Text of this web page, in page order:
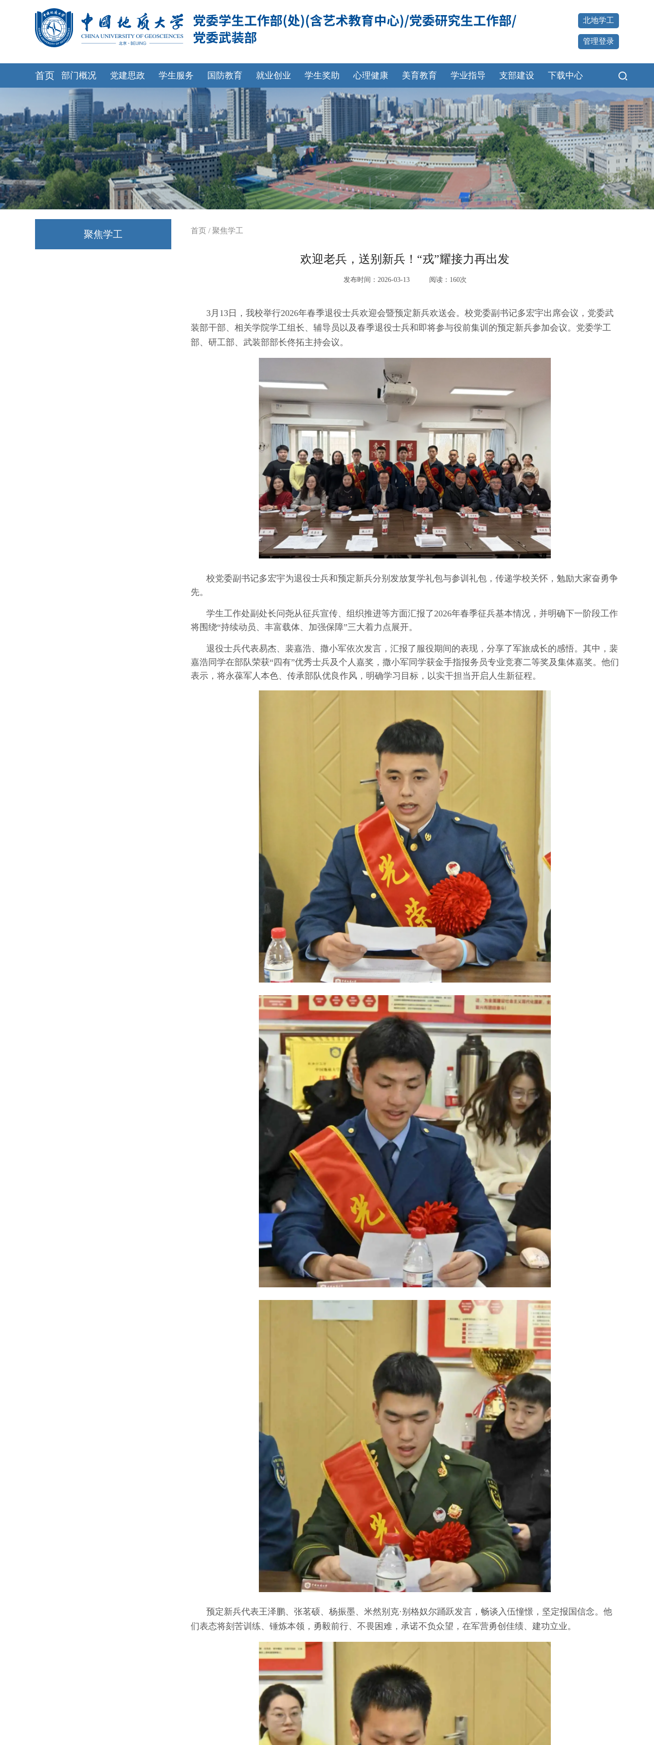
北地学工
管理登录
首页 部门概况 党建思政 学生服务 国防教育 就业创业 学生奖助 心理健康 美育教育 学业指导 支部建设 下载中心
聚焦学工 首页 /聚焦学工
欢迎老兵，送别新兵！“戎”耀接力再出发
发布时间：2026-03-13 阅读： 160次
3月13日，我校举行2026年春季退役士兵欢迎会暨预定新兵欢送会。校党委副书记多宏宇出席会议，党委武
装部干部、相关学院学工组长、辅导员以及春季退役士兵和即将参与役前集训的预定新兵参加会议。党委学工
部、研工部、武装部部长佟拓主持会议。
校党委副书记多宏宇为退役士兵和预定新兵分别发放复学礼包与参训礼包，传递学校关怀，勉励大家奋勇争
先。
学生工作处副处长问尧从征兵宣传、组织推进等方面汇报了2026年春季征兵基本情况，并明确下一阶段工作
将围绕“持续动员、丰富载体、加强保障”三大着力点展开。
退役士兵代表易杰、裴嘉浩、撒小军依次发言，汇报了服役期间的表现，分享了军旅成长的感悟。其中，裴
嘉浩同学在部队荣获“四有”优秀士兵及个人嘉奖，撒小军同学获金手指报务员专业竞赛二等奖及集体嘉奖。他们
表示，将永葆军人本色、传承部队优良作风，明确学习目标，以实干担当开启人生新征程。
预定新兵代表王泽鹏、张茗硕、杨振墨、米然别克·别格奴尔踊跃发言，畅谈入伍憧憬，坚定报国信念。他
们表态将刻苦训练、锤炼本领，勇毅前行、不畏困难，承诺不负众望，在军营勇创佳绩、建功立业。